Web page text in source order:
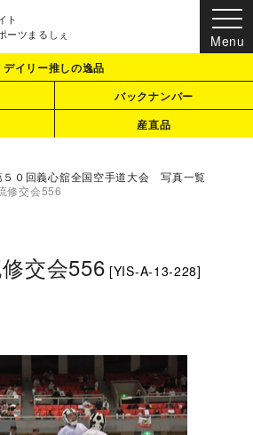
ト
ーツまるしぇ
デイリー推しの逸品
バックナンバー
産直品
５０回義心舘全国空手道大会 写真一覧
修交会556
交会556 [YIS-A-13-228]